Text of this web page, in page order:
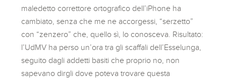
maledetto correttore ortografico dell’iPhone ha
cambiato, senza che me ne accorgessi, “serzetto”
con “zenzero” che, quello sì, lo conosceva. Risultato:
l’UdMV ha perso un’ora tra gli scaffali dell’Esselunga,
seguito dagli addetti basiti che proprio no, non
sapevano dirgli dove poteva trovare questa